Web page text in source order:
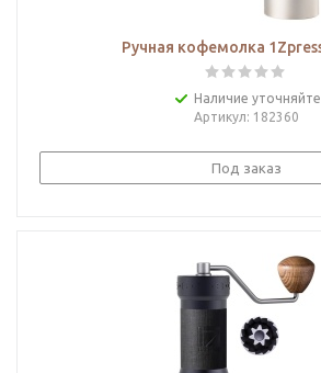
Ручная кофемолка
Наличие уточняйте
Артикул: 182360
Под заказ